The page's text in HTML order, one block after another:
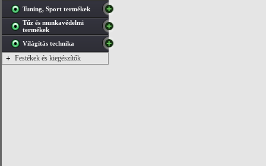
Tuning, Sport termékek
Tűz és munkavédelmi
termékek
Világítás technika
+ Festékek és kiegészítők